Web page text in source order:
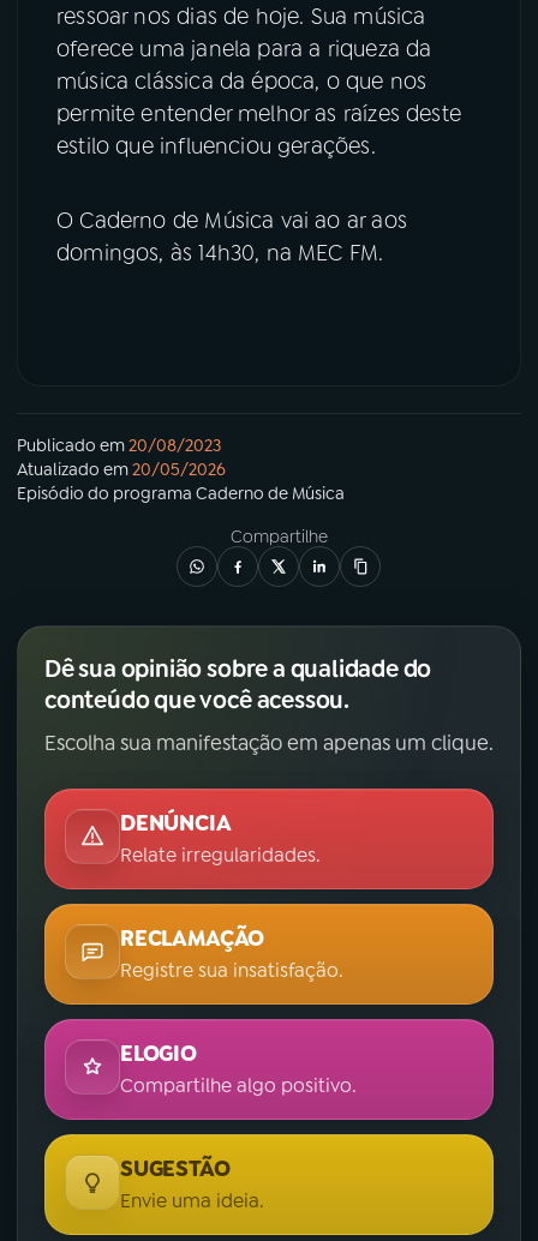
ressoar nos dias de hoje. Sua música
oferece uma janela para a riqueza da
música clássica da época, o que nos
permite entender melhor as raízes deste
estilo que influenciou gerações.
O Caderno de Música vai ao ar aos
domingos, às 14h30, na MEC FM.
Publicado em20/08/2023
Atualizado em20/05/2026
Episódio do programa Caderno de Música
Compartilhe
Dê sua opinião sobre a qualidade do
conteúdo que você acessou.
Escolha sua manifestação em apenas um clique.
DENÚNCIA
Relate irregularidades.
RECLAMAÇÃO
Registre sua insatisfação.
ELOGIO
Compartilhe algo positivo.
SUGESTÃO
Envie uma ideia.